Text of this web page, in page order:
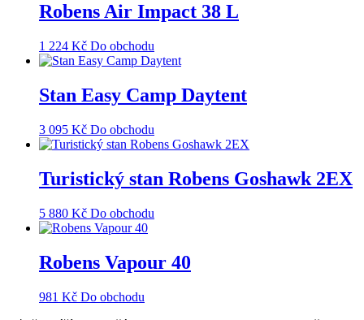
Robens Air Impact 38 L
1 224 Kč Do obchodu
Stan Easy Camp Daytent
3 095 Kč Do obchodu
Turistický stan Robens Goshawk 2EX
5 880 Kč Do obchodu
Robens Vapour 40
981 Kč Do obchodu